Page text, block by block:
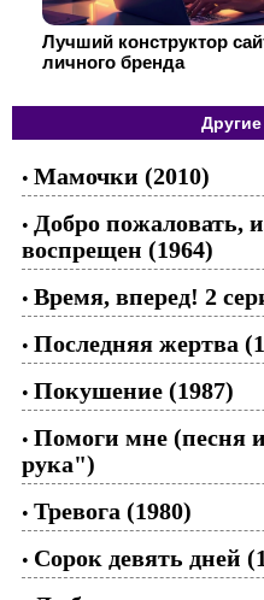
Лучший конструктор
личного бренда
• Мамочки (2010)
• Добро пожаловать,
воспрещен (1964)
• Время, вперед! 2
• Последняя жертва
• Покушение (1987)
• Помоги мне (песня
рука")
• Тревога (1980)
• Сорок девять дней